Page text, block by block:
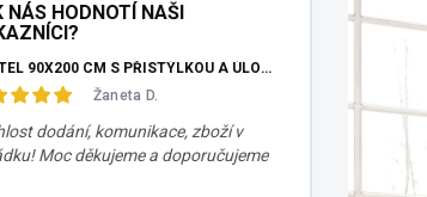
NÁS HODNOTÍ NAŠI
POSTEL 90X200 CM S PŘISTÝLKOU A ÚLOŽNÝM PROSTOREM MOCHA STUDIO
Žaneta D.
dodání, komunikace, zboží v
Moc děkujeme a doporučujeme